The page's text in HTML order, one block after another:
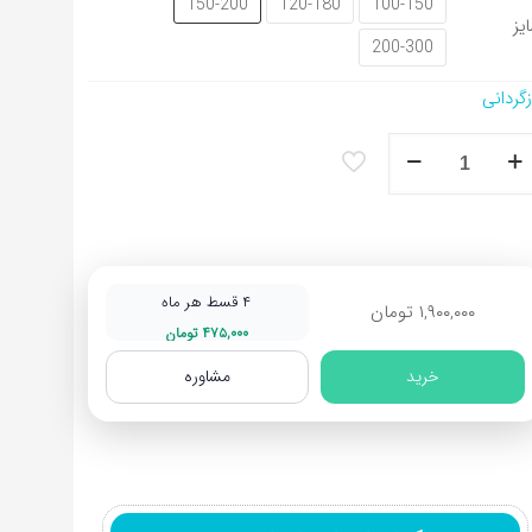
200-300
فرش
۱,۹۰۰,۰۰۰ تومان ۴ قسط هر ماه
۴۷۵,۰۰۰ تومان
خرید مشاوره